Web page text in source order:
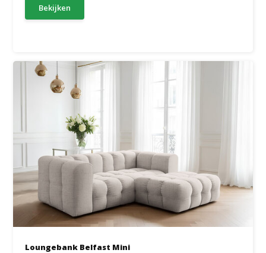
Bekijken
Loungebank Belfast Mini